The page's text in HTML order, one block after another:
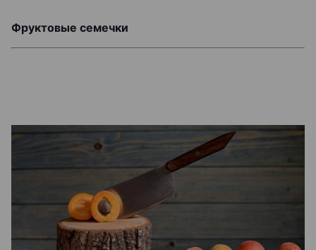
Фруктовые семечки